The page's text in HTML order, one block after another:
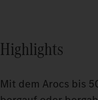
Highlights
Mit dem Arocs bis